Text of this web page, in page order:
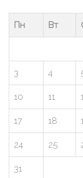
Пн
Вт
3 4
10 11
17 18
24 25
31